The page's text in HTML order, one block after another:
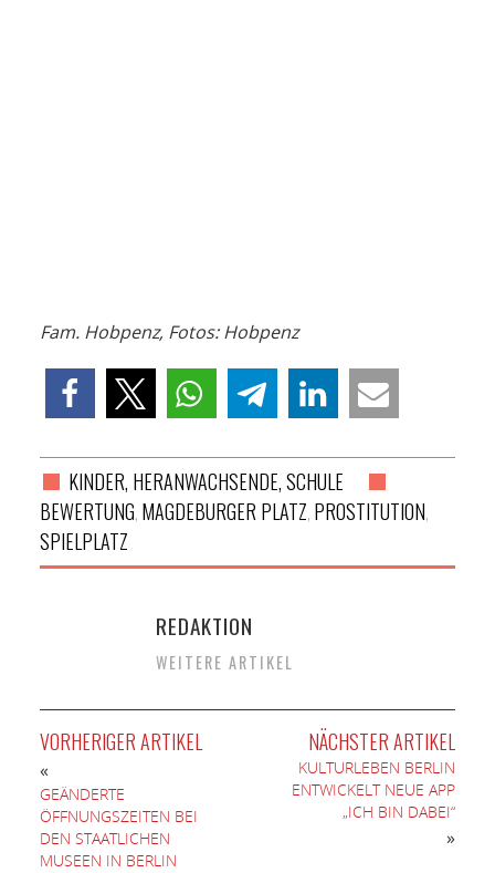
Fam. Hobpenz, Fotos: Hobpenz
KINDER, HERANWACHSENDE, SCHULE
BEWERTUNG, MAGDEBURGER PLATZ, PROSTITUTION,
SPIELPLATZ
REDAKTION
WEITERE ARTIKEL
VORHERIGER ARTIKEL
«
GEÄNDERTE
ÖFFNUNGSZEITEN BEI
DEN STAATLICHEN
MUSEEN IN BERLIN
NÄCHSTER ARTIKEL
KULTURLEBEN BERLIN
ENTWICKELT NEUE APP
„ICH BIN DABEI“
»